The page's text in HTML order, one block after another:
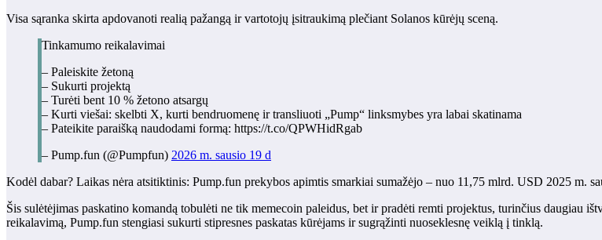
Visa sąranka skirta apdovanoti realią pažangą ir vartotojų įsitraukimą plečiant Solanos kūrėjų sceną.
Tinkamumo reikalavimai
– Paleiskite žetoną
– Sukurti projektą
– Turėti bent 10 % žetono atsargų
– Kurti viešai: skelbti X, kurti bendruomenę ir transliuoti „Pump“ linksmybes yra labai skatinama
– Pateikite paraišką naudodami formą: https://t.co/QPWHidRgab
– Pump.fun (@Pumpfun) 2026 m. sausio 19 d
Kodėl dabar? Laikas nėra atsitiktinis: Pump.fun prekybos apimtis smarkiai sumažėjo – nuo ​​11,75 mlrd. USD 2025 m.
Šis sulėtėjimas paskatino komandą tobulėti ne tik memecoin paleidus, bet ir pradėti remti projektus, turinčius daugiau
reikalavimą, Pump.fun stengiasi sukurti stipresnes paskatas kūrėjams ir sugrąžinti nuoseklesnę veiklą į tinklą.